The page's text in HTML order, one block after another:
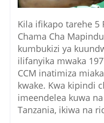
Kila ifikapo tarehe 5
Chama Cha
kumbukizi ya
ilifanyika mwaka
CCM inatimiza
kwake. Kwa kipindi
imeendelea kuwa
Tanzania, ikiwa na